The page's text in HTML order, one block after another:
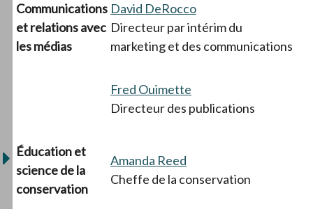
Communications
et relations avec
les médias
David DeRocco
Directeur par intérim du
marketing et des communications
Fred Ouimette
Directeur des publications
Éducation et
science de la
conservation
Amanda Reed
Cheffe de la conservation